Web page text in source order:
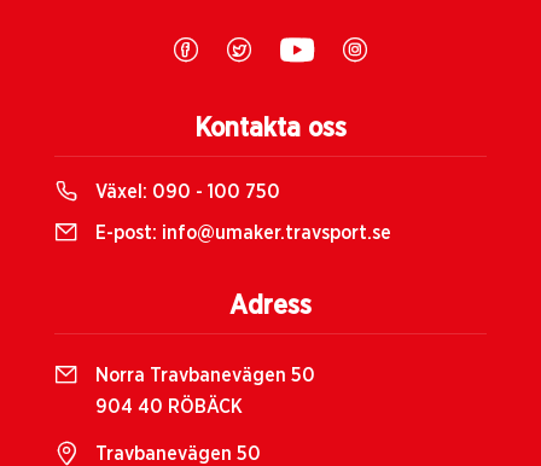
Kontakta oss
Växel: 090 - 100 750
E-post: info@umaker.travsport.se
Adress
Norra Travbanevägen 50
904 40 RÖBÄCK
Travbanevägen 50